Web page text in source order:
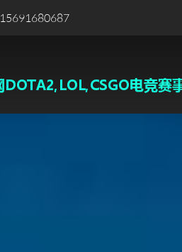
15691680687